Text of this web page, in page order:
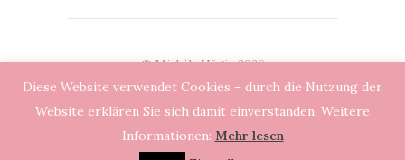
© Michèle Hügin 2026
jeglicher Form vorbehalten.
Diese Website verwendet Cookies – durch die Nutzung der
Website erklären Sie sich damit einverstanden. Weitere
Informationen: Mehr lesen